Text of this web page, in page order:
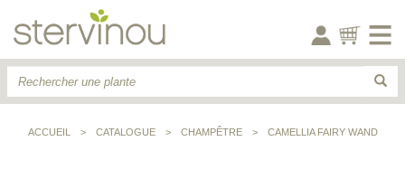
ACCUEIL > CATALOGUE > CHAMPÊTRE > CAMELLIA FAIRY WAND